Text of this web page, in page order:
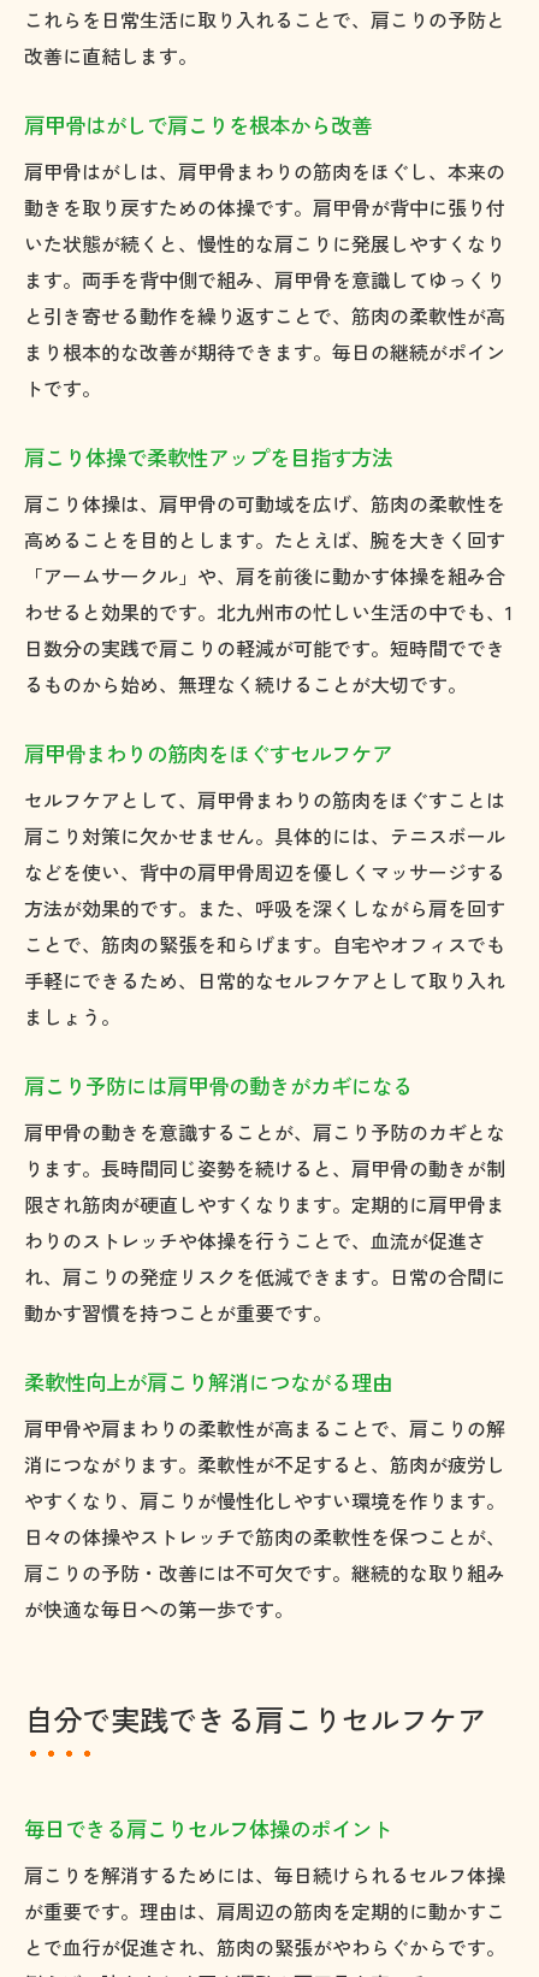
これらを日常生活に取り入れることで、肩こりの予防と
改善に直結します。
肩甲骨はがしで肩こりを根本から改善
肩甲骨はがしは、肩甲骨まわりの筋肉をほぐし、本来の
動きを取り戻すための体操です。肩甲骨が背中に張り付
いた状態が続くと、慢性的な肩こりに発展しやすくなり
ます。両手を背中側で組み、肩甲骨を意識してゆっくり
と引き寄せる動作を繰り返すことで、筋肉の柔軟性が高
まり根本的な改善が期待できます。毎日の継続がポイン
トです。
肩こり体操で柔軟性アップを目指す方法
肩こり体操は、肩甲骨の可動域を広げ、筋肉の柔軟性を
高めることを目的とします。たとえば、腕を大きく回す
「アームサークル」や、肩を前後に動かす体操を組み合
わせると効果的です。北九州市の忙しい生活の中でも、1
日数分の実践で肩こりの軽減が可能です。短時間ででき
るものから始め、無理なく続けることが大切です。
肩甲骨まわりの筋肉をほぐすセルフケア
セルフケアとして、肩甲骨まわりの筋肉をほぐすことは
肩こり対策に欠かせません。具体的には、テニスボール
などを使い、背中の肩甲骨周辺を優しくマッサージする
方法が効果的です。また、呼吸を深くしながら肩を回す
ことで、筋肉の緊張を和らげます。自宅やオフィスでも
手軽にできるため、日常的なセルフケアとして取り入れ
ましょう。
肩こり予防には肩甲骨の動きがカギになる
肩甲骨の動きを意識することが、肩こり予防のカギとな
ります。長時間同じ姿勢を続けると、肩甲骨の動きが制
限され筋肉が硬直しやすくなります。定期的に肩甲骨ま
わりのストレッチや体操を行うことで、血流が促進さ
れ、肩こりの発症リスクを低減できます。日常の合間に
動かす習慣を持つことが重要です。
柔軟性向上が肩こり解消につながる理由
肩甲骨や肩まわりの柔軟性が高まることで、肩こりの解
消につながります。柔軟性が不足すると、筋肉が疲労し
やすくなり、肩こりが慢性化しやすい環境を作ります。
日々の体操やストレッチで筋肉の柔軟性を保つことが、
肩こりの予防・改善には不可欠です。継続的な取り組み
が快適な毎日への第一歩です。
自分で実践できる肩こりセルフケア
毎日できる肩こりセルフ体操のポイント
肩こりを解消するためには、毎日続けられるセルフ体操
が重要です。理由は、肩周辺の筋肉を定期的に動かすこ
とで血行が促進され、筋肉の緊張がやわらぐからです。